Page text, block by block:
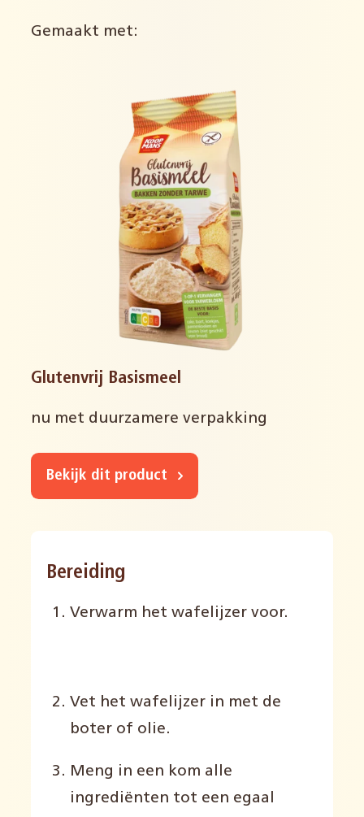
Gemaakt met:
Glutenvrij Basismeel
nu met duurzamere verpakking
Bekijk dit product
Bereiding
Verwarm het wafelijzer voor.
Vet het wafelijzer in met de
boter of olie.
Meng in een kom alle
ingrediënten tot een egaal